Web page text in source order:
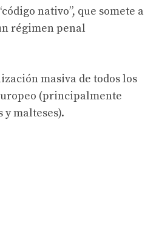
nativo”, que somete a
régimen penal
masiva de todos los
(principalmente
y malteses).